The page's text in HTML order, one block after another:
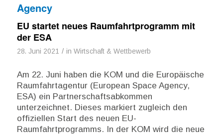
Agency
EU startet neues Raumfahrtprogramm mit
der ESA
28. Juni 2021 / in Wirtschaft & Wettbewerb
Am 22. Juni haben die KOM und die Europäische
Raumfahrtagentur (European Space Agency,
ESA) ein Partnerschaftsabkommen
unterzeichnet. Dieses markiert zugleich den
offiziellen Start des neuen EU-
Raumfahrtprogramms. In der KOM wird die neue